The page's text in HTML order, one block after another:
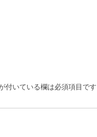
付いている欄は必須項目です